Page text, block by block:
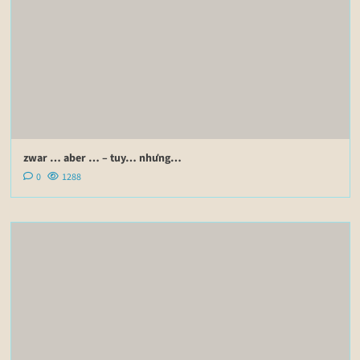
zwar … aber … – tuy… nhưng…
0 1288